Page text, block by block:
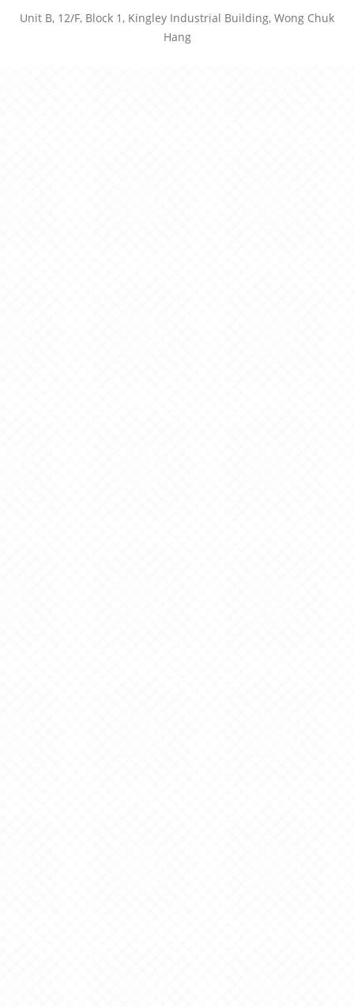
Unit B, 12/F, Block 1, Kingley Industrial Building, Wong Chuk
Hang